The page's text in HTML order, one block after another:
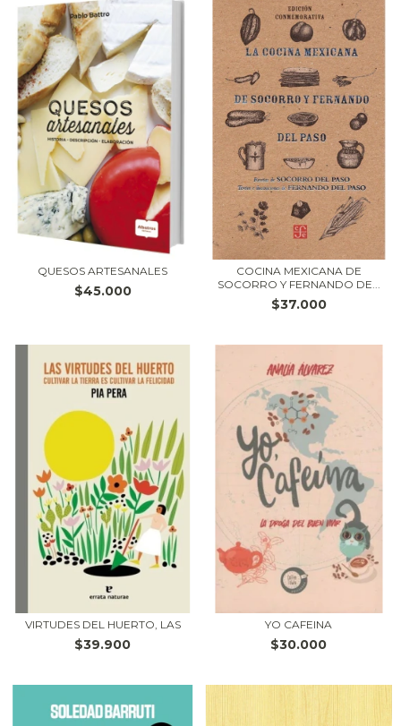
QUESOS ARTESANALES
$45.000
COCINA MEXICANA DE
SOCORRO Y FERNANDO DE...
$37.000
VIRTUDES DEL HUERTO, LAS
$39.900
YO CAFEINA
$30.000